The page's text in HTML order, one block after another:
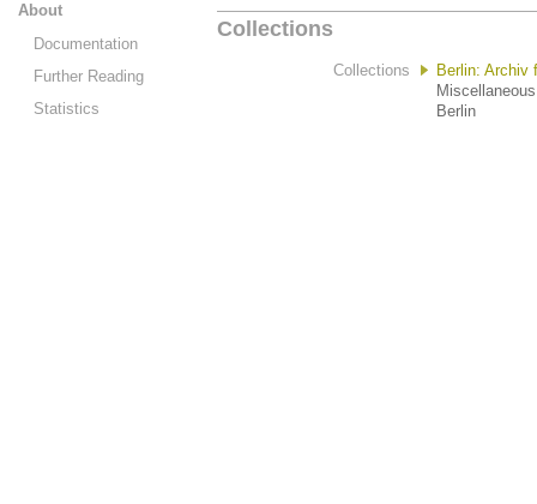
About
Documentation
Further Reading
Statistics
Collections
Collections
Berlin: Archiv
Berlin